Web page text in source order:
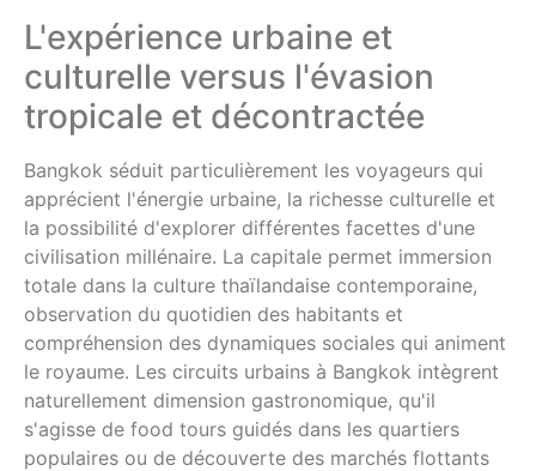
L'expérience urbaine et
culturelle versus l'évasion
tropicale et décontractée
Bangkok séduit particulièrement les voyageurs qui
apprécient l'énergie urbaine, la richesse culturelle et
la possibilité d'explorer différentes facettes d'une
civilisation millénaire. La capitale permet immersion
totale dans la culture thaïlandaise contemporaine,
observation du quotidien des habitants et
compréhension des dynamiques sociales qui animent
le royaume. Les circuits urbains à Bangkok intègrent
naturellement dimension gastronomique, qu'il
s'agisse de food tours guidés dans les quartiers
populaires ou de découverte des marchés flottants